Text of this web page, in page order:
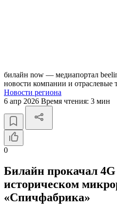
билайн now — медиапортал
новости компании и отраслевые
Новости региона
6 апр 2026 Время чтения: 3 мин
0
Билайн прокачал
историческом
«Спичфабрика»